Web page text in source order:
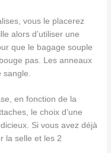
vous le placerez
alors d’utiliser une
que le bagage souple
pas. Les anneaux
en fonction de la
le choix d’une
Si vous avez déjà
la selle et les 2